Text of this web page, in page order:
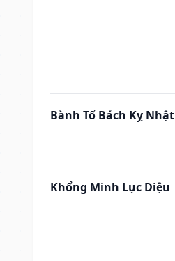
Bành Tổ Bách Kỵ Nhật
Khổng Minh Lục Diệu